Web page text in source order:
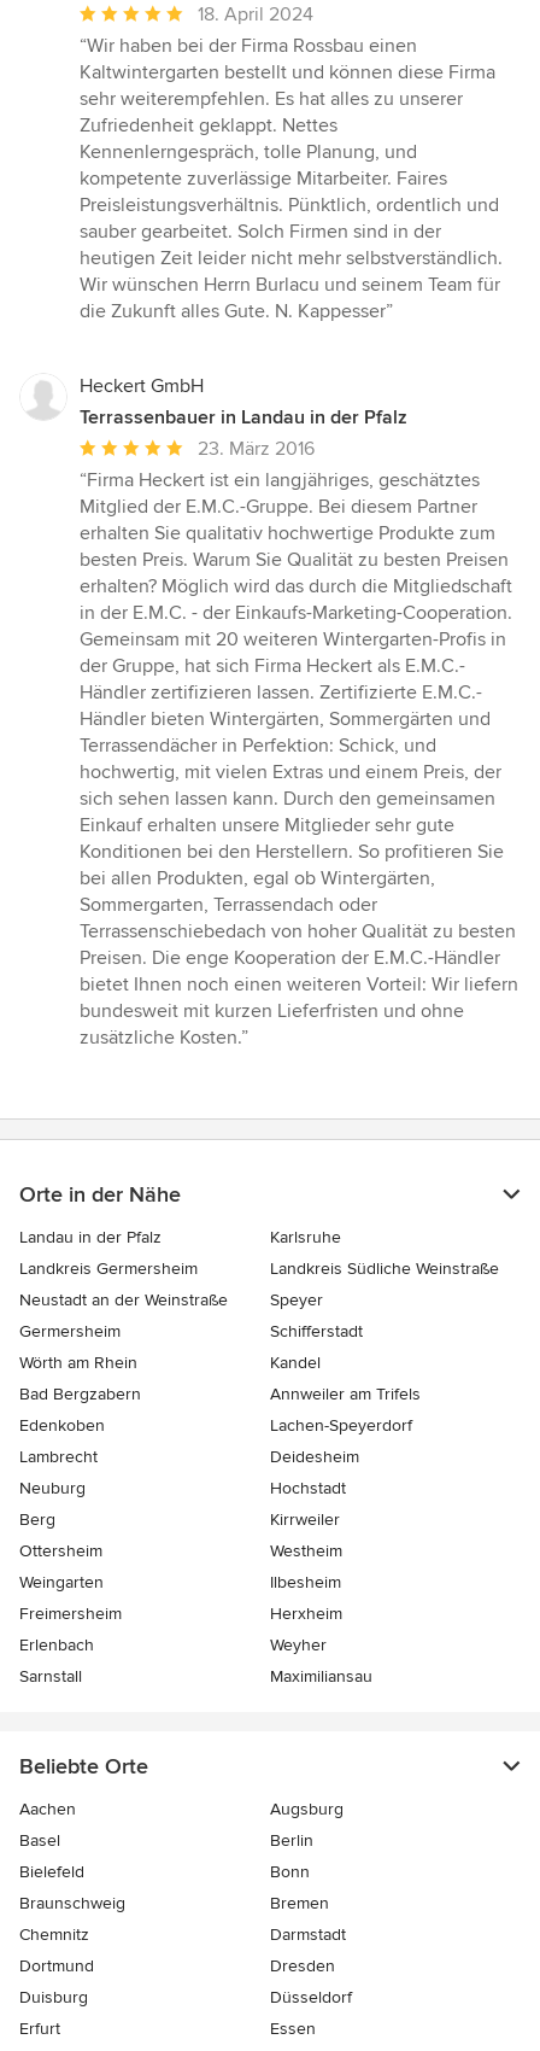
Durchschnittliche
Bewertung:
5
von
5
Sternen
18. April 2024
“Wir haben bei der Firma Rossbau einen
Kaltwintergarten bestellt und können diese Firma
sehr weiterempfehlen. Es hat alles zu unserer
Zufriedenheit geklappt. Nettes
Kennenlerngespräch, tolle Planung, und
kompetente zuverlässige Mitarbeiter. Faires
Preisleistungsverhältnis. Pünktlich, ordentlich und
sauber gearbeitet. Solch Firmen sind in der
heutigen Zeit leider nicht mehr selbstverständlich.
Wir wünschen Herrn Burlacu und seinem Team für
die Zukunft alles Gute. N. Kappesser”
Heckert GmbH
Terrassenbauer in Landau in der Pfalz
Durchschnittliche
Bewertung:
5
von
5
Sternen
23. März 2016
“Firma Heckert ist ein langjähriges, geschätztes
Mitglied der E.M.C.-Gruppe. Bei diesem Partner
erhalten Sie qualitativ hochwertige Produkte zum
besten Preis. Warum Sie Qualität zu besten Preisen
erhalten? Möglich wird das durch die Mitgliedschaft
in der E.M.C. - der Einkaufs-Marketing-Cooperation.
Gemeinsam mit 20 weiteren Wintergarten-Profis in
der Gruppe, hat sich Firma Heckert als E.M.C.-
Händler zertifizieren lassen. Zertifizierte E.M.C.-
Händler bieten Wintergärten, Sommergärten und
Terrassendächer in Perfektion: Schick, und
hochwertig, mit vielen Extras und einem Preis, der
sich sehen lassen kann. Durch den gemeinsamen
Einkauf erhalten unsere Mitglieder sehr gute
Konditionen bei den Herstellern. So profitieren Sie
bei allen Produkten, egal ob Wintergärten,
Sommergarten, Terrassendach oder
Terrassenschiebedach von hoher Qualität zu besten
Preisen. Die enge Kooperation der E.M.C.-Händler
bietet Ihnen noch einen weiteren Vorteil: Wir liefern
bundesweit mit kurzen Lieferfristen und ohne
zusätzliche Kosten.”
Orte in der Nähe
Landau in der Pfalz
Karlsruhe
Landkreis Germersheim
Landkreis Südliche Weinstraße
Neustadt an der Weinstraße
Speyer
Germersheim
Schifferstadt
Wörth am Rhein
Kandel
Bad Bergzabern
Annweiler am Trifels
Edenkoben
Lachen-Speyerdorf
Lambrecht
Deidesheim
Neuburg
Hochstadt
Berg
Kirrweiler
Ottersheim
Westheim
Weingarten
Ilbesheim
Freimersheim
Herxheim
Erlenbach
Weyher
Sarnstall
Maximiliansau
Beliebte Orte
Aachen
Augsburg
Basel
Berlin
Bielefeld
Bonn
Braunschweig
Bremen
Chemnitz
Darmstadt
Dortmund
Dresden
Duisburg
Düsseldorf
Erfurt
Essen